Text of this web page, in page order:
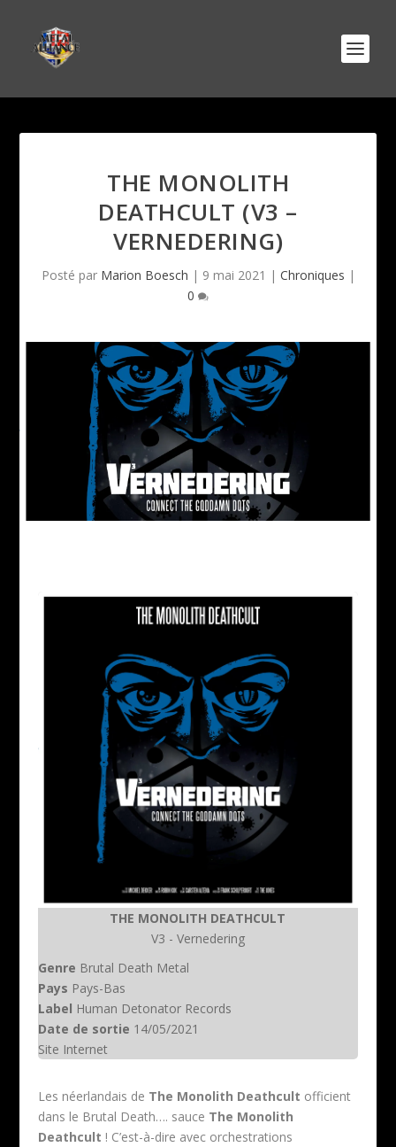
THE MONOLITH
DEATHCULT (V3 –
VERNEDERING)
Posté par Marion Boesch | 9 mai 2021 | Chroniques |
0
THE MONOLITH DEATHCULT
V3 - Vernedering
Genre Brutal Death Metal
Pays Pays-Bas
Label Human Detonator Records
Date de sortie 14/05/2021
Site Internet
Les néerlandais de The Monolith Deathcult officient
dans le Brutal Death…. sauce The Monolith
Deathcult ! C’est-à-dire avec orchestrations